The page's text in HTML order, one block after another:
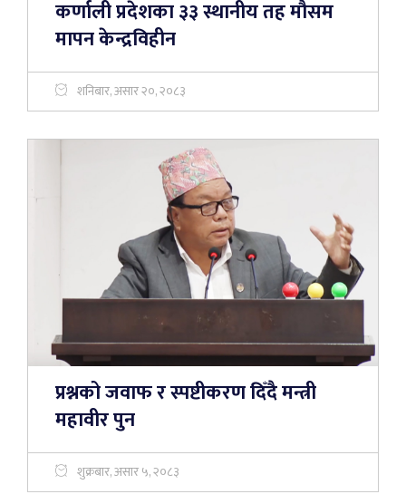
कर्णाली प्रदेशका ३३ स्थानीय तह मौसम
मापन केन्द्रविहीन
शनिबार, असार २०, २०८३
प्रश्नको जवाफ र स्पष्टीकरण दिँदै मन्त्री
महावीर पुन
शुक्रबार, असार ५, २०८३